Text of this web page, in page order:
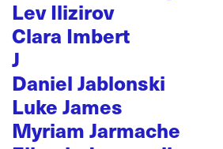
Lev Ilizirov
Clara Imbert
J
Daniel Jablonski
Luke James
Myriam Jarmache